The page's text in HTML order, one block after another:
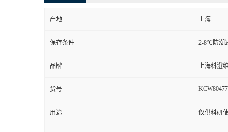
产地 上海
保存条件 2-8℃防潮
品牌 上海科澄
货号 KCW80477
用途 仅供科研